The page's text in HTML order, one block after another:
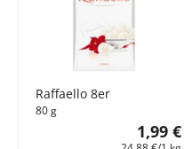
Raffaello 8er
80 g
1,99 €